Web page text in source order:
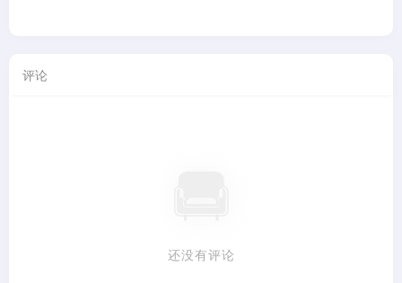
评论
还没有评论